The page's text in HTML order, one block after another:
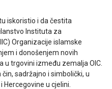
iskoristio i da čestita
Instituta za
Organizacije islamske
i donošenjem novih
trgovini između zemalja OIC.
sadržajno i simbolički, u
Hercegovine u cjelini.